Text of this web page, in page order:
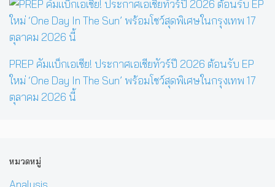
PREP คัมแบ็กเอเชีย! ประกาศเอเชียทัวร์ปี 2026 ต้อนรับ EP
ใหม่ ‘One Day In The Sun’ พร้อมโชว์สุดพิเศษในกรุงเทพ 17
ตุลาคม 2026 นี้
หมวดหมู่
Analysis